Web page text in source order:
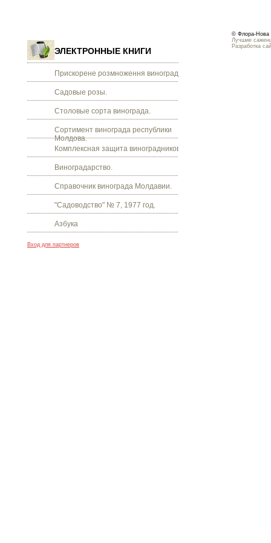
ЭЛЕКТРОННЫЕ КНИГИ
Прискорене розмноження винограду.
Садовые розы.
Столовые сорта винограда.
Сортимент винограда республики
Молдова.
Комплексная защита виноградников.
Виноградарство.
Справочник винограда Молдавии.
"Садоводство" № 7, 1977 год.
Азбука
Вход для партнеров
© Флора-Нова
Лучшие
Разработка